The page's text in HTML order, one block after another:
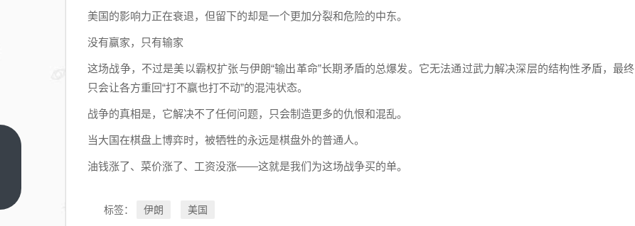
美国的影响力正在衰退，但留下的却是一个更加分裂和危险的中东。
没有赢家，只有输家
这场战争，不过是美以霸权扩张与伊朗“输出革命”长期矛盾的总爆发。它无法通过武力解决深层的结构性矛盾，最终
只会让各方重回“打不赢也打不动”的混沌状态。
战争的真相是，它解决不了任何问题，只会制造更多的仇恨和混乱。
当大国在棋盘上博弈时，被牺牲的永远是棋盘外的普通人。
油钱涨了、菜价涨了、工资没涨——这就是我们为这场战争买的单。
标签： 伊朗 美国